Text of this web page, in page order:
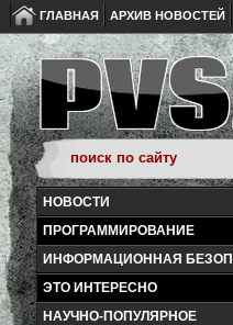
ГЛАВНАЯ АРХИВ НОВОСТЕЙ
НОВОСТИ
ПРОГРАММИРОВАНИЕ
ИНФОРМАЦИОННАЯ
ЭТО ИНТЕРЕСНО
НАУЧНО-ПОПУЛЯРНОЕ